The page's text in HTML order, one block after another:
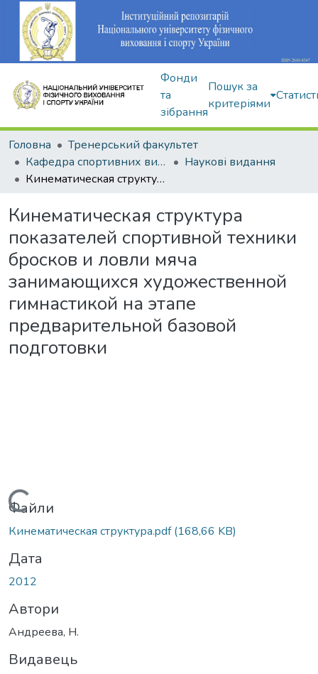
Фонди
та
зібрання
Пошук за
критеріями
Головна
Тренерський факультет
Кафедра спортивних видів гімнастики
Наукові видання
Кинематическая структура показателей спортивной техники бросков и ловли мяча занимающихся художественной гимнастикой на этапе предварительной базовой подготовки
Кинематическая структура
показателей спортивной техники
бросков и ловли мяча
занимающихся художественной
гимнастикой на этапе
предварительной базовой
подготовки
Вантажиться...
Файли
Кинематическая структура.pdf(168,66 KB)
Дата
2012
Автори
Андреева, Н.
Видавець